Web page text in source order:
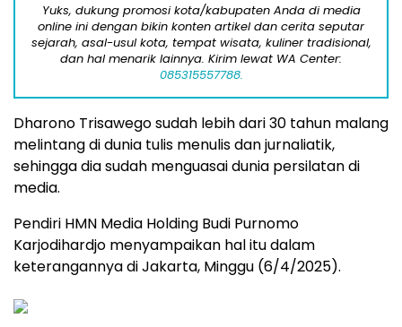
Yuks, dukung promosi kota/kabupaten Anda di media
online ini dengan bikin konten artikel dan cerita seputar
sejarah, asal-usul kota, tempat wisata, kuliner tradisional,
dan hal menarik lainnya. Kirim lewat WA Center:
085315557788.
Dharono Trisawego sudah lebih dari 30 tahun malang
melintang di dunia tulis menulis dan jurnaliatik,
sehingga dia sudah menguasai dunia persilatan di
media.
Pendiri HMN Media Holding Budi Purnomo
Karjodihardjo menyampaikan hal itu dalam
keterangannya di Jakarta, Minggu (6/4/2025).